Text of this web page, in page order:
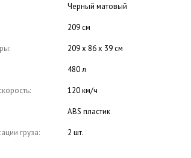
Черный матовый
209 см
209 х 86 х 39 см
480 л
120 км/ч
ABS пластик
груза: 2 шт.